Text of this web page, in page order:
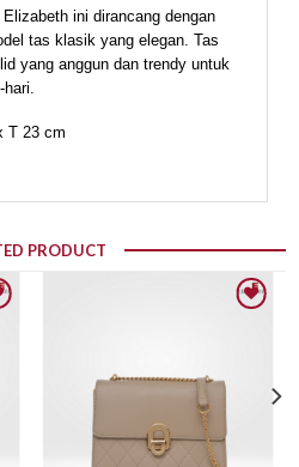
ini dirancang dengan
tas klasik yang elegan. Tas
yang anggun dan trendy untuk
hari.
T 23 cm
PRODUCT